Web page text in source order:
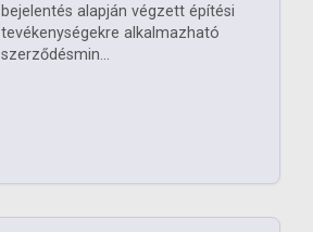
bejelentés alapján végzett építési
tevékenységekre alkalmazható
szerződésmin...